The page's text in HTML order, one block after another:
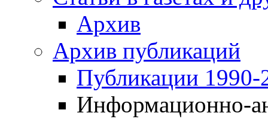
Архив
Архив публикаций
Публикации 1990-
Информационно-